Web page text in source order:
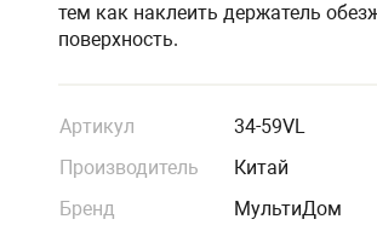
тем как наклеить держатель
поверхность.
Артикул
34-59VL
Производитель
Китай
Бренд
МультиДом